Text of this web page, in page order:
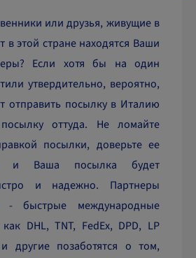
или друзья, живущие в
в этой стране находятся Ваши
Если хотя бы на один
утвердительно, вероятно,
отправить посылку в Италию
оттуда. Не ломайте
посылки, доверьте ее
и Ваша посылка будет
и надежно. Партнеры
- быстрые международные
DHL, TNT, FedEx, DPD, LP
и другие позаботятся о том,